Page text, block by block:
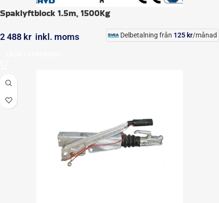
Spaklyftblock 1.5m, 1500Kg
2 488 kr inkl. moms Delbetalning från 125 kr/månad